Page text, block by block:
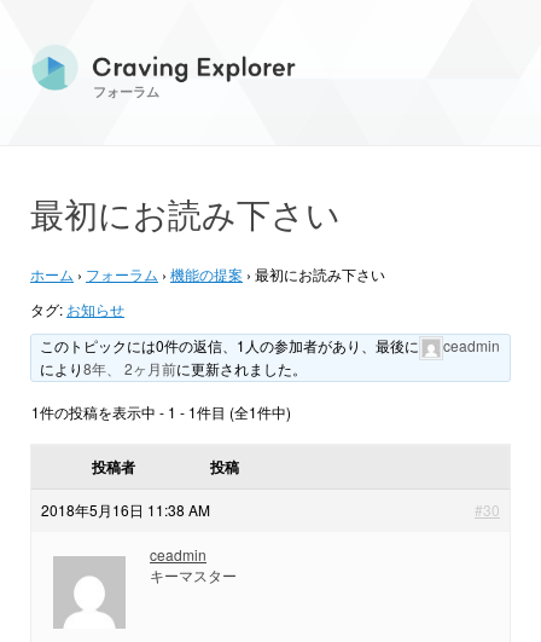
フォーラム
最初にお読み下さい
ホーム › フォーラム › 機能の提案 › 最初にお読み下さい
タグ: お知らせ
このトピックには0件の返信、1人の参加者があり、最後に
ceadmin
により8年、 2ヶ月前に更新されました。
1件の投稿を表示中 - 1 - 1件目 (全1件中)
投稿者 投稿
2018年5月16日 11:38 AM #30
ceadmin
キーマスター